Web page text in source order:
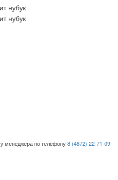
менеджера по телефону8 (4872) 22-71-09